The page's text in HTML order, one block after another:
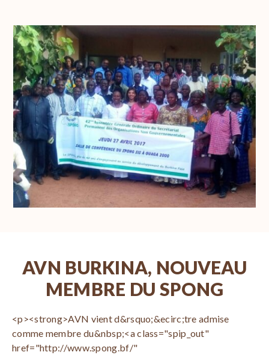
AVN BURKINA, NOUVEAU
MEMBRE DU SPONG
<p><strong>AVN vient d&rsquo;&ecirc;tre admise
comme membre du&nbsp;<a class="spip_out"
href="http://www.spong.bf/"